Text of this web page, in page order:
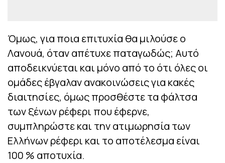
Όμως, για ποια επιτυχία θα μιλούσε ο
Λανουά, όταν απέτυχε παταγωδώς; Αυτό
αποδεικνύεται και μόνο από το ότι όλες οι
ομάδες έβγαλαν ανακοινώσεις για κακές
διαιτησίες, όμως προσθέστε τα φάλτσα
των ξένων ρέφερι που έφερνε,
συμπληρώστε και την ατιμωρησία των
Ελλήνων ρέφερι και το αποτέλεσμα είναι
100 % αποτυχία.